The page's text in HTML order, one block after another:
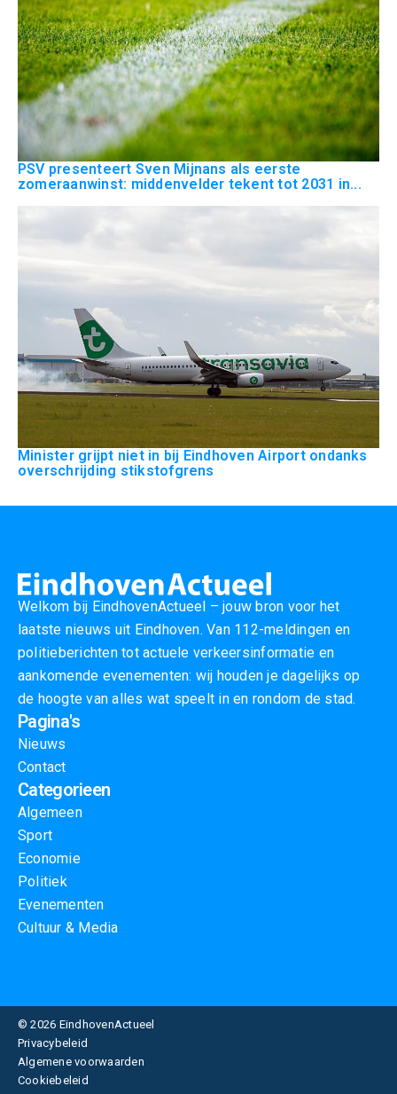
PSV presenteert Sven Mijnans als eerste
zomeraanwinst: middenvelder tekent tot 2031 in...
Minister grijpt niet in bij Eindhoven Airport ondanks
overschrijding stikstofgrens
Welkom bij EindhovenActueel – jouw bron voor het
laatste nieuws uit Eindhoven. Van 112-meldingen en
politieberichten tot actuele verkeersinformatie en
aankomende evenementen: wij houden je dagelijks op
de hoogte van alles wat speelt in en rondom de stad.
Pagina's
Nieuws
Contact
Categorieen
Algemeen
Sport
Economie
Politiek
Evenementen
Cultuur & Media
© 2026 EindhovenActueel
Privacybeleid
Algemene voorwaarden
Cookiebeleid